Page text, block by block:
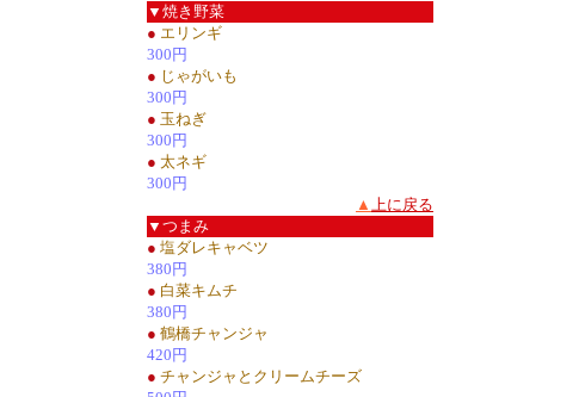
▼焼き野菜
● エリンギ
300円
● じゃがいも
300円
● 玉ねぎ
300円
● 太ネギ
300円
▲ 上に戻る
▼つまみ
● 塩ダレキャベツ
380円
● 白菜キムチ
380円
● 鶴橋チャンジャ
420円
● チャンジャとクリームチーズ